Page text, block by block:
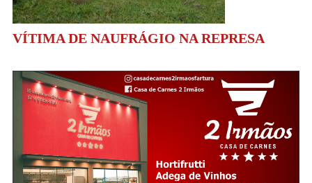
VÍTIMA DE NAUFRÁGIO NA REPRESA